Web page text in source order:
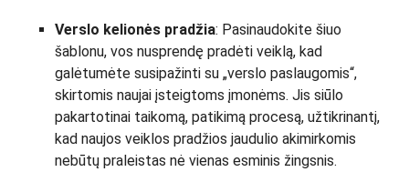
Verslo kelionės pradžia: Pasinaudokite šiuo
šablonu, vos nusprendę pradėti veiklą, kad
galėtumėte susipažinti su „verslo paslaugomis“,
skirtomis naujai įsteigtoms įmonėms. Jis siūlo
pakartotinai taikomą, patikimą procesą, užtikrinantį,
kad naujos veiklos pradžios jaudulio akimirkomis
nebūtų praleistas nė vienas esminis žingsnis.